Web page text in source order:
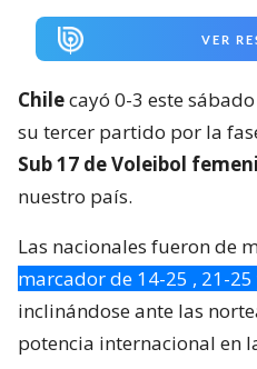
VER
Chilecayó 0-3 este
su tercer partido por la
Sub 17 de Voleibol
nuestro país.
Las nacionales fueron de
marcador de 14-25 , 21-25
inclinándose ante las
potencia internacional en